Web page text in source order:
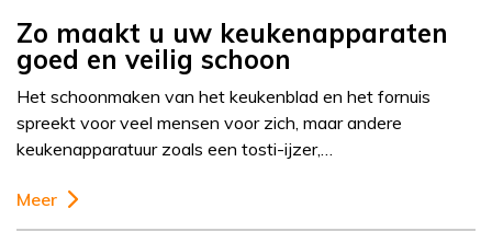
Zo maakt u uw keukenapparaten
goed en veilig schoon
Het schoonmaken van het keukenblad en het fornuis
spreekt voor veel mensen voor zich, maar andere
keukenapparatuur zoals een tosti-ijzer,…
Meer